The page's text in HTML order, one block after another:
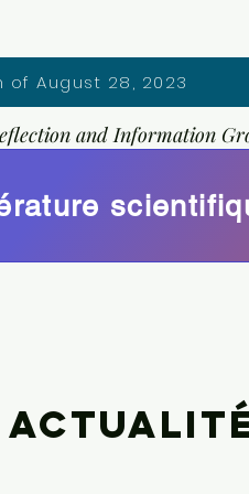
and Information
of August 28, 2023